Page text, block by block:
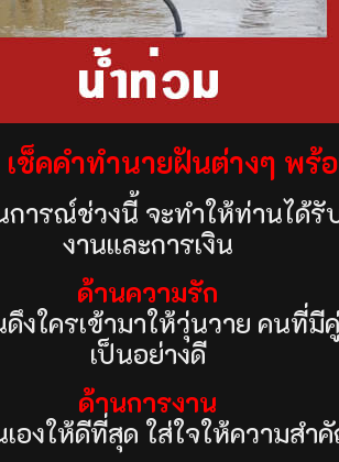
ช็คคำทำนายฝันต่างๆ พร้
ารณ์ช่วงนี้ จะทำให้ท่านได้รั
งานและการเงิน
ด้านความรัก
งใครเข้ามาให้วุ่นวาย คนที่
เป็นอย่างดี
ด้านการงาน
องให้ดีที่สุด ใส่ใจให้ความส